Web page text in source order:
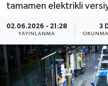
tamamen elektrikli
02.06.2026 - 21:28
YAYINLANMA
3
OKUNMA
SAĞLIK
BİLİM VE TEKNOLOJİ
OTOMOBİL
KURUMSAL